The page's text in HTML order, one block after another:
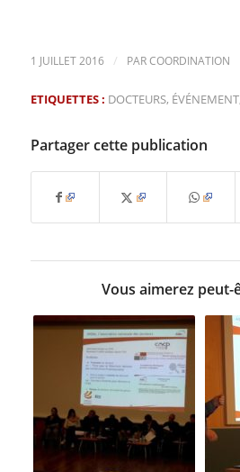
1 JUILLET 2016 / PARCOORDINATION
ETIQUETTES : DOCTEURS, ÉVÉNEMENT,
Partager cette publication
Vous aimerez peut-